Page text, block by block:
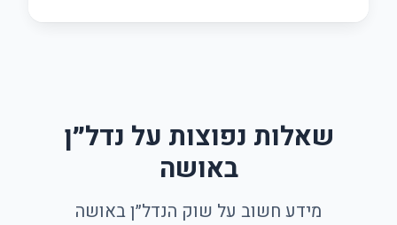
שאלות נפוצות על נדל״ן
באושה
מידע חשוב על שוק הנדל״ן באושה